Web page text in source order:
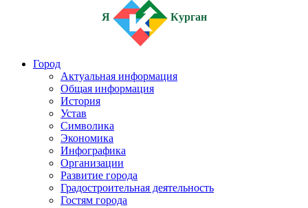
Я Курган
Город
Актуальная информация
Общая информация
История
Устав
Символика
Экономика
Инфографика
Организации
Развитие города
Градостроительная деятельность
Гостям города